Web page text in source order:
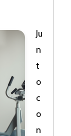
Ju
n
t
o
c
o
n